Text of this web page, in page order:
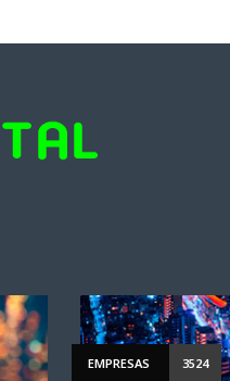
EMPRESAS 3524